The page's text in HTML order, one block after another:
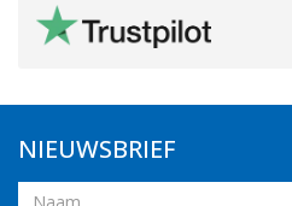
NIEUWSBRIEF
Naam